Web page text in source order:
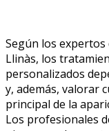
Según los expertos
Llinàs, los
personalizados
y, además, valorar
principal de la
Los profesionales